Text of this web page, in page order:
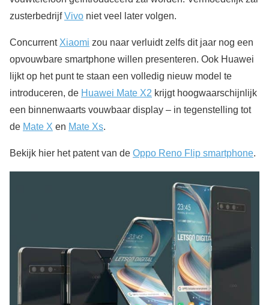
zusterbedrijfVivo niet veel later volgen.
Concurrent Xiaomi zou naar verluidt zelfs dit jaar nog een
opvouwbare smartphone willen presenteren. Ook Huawei
lijkt op het punt te staan een volledig nieuw model te
introduceren, de Huawei Mate X2 krijgt hoogwaarschijnlijk
een binnenwaarts vouwbaar display – in tegenstelling tot
de Mate X en Mate Xs.
Bekijk hier het patent van de Oppo Reno Flip smartphone.